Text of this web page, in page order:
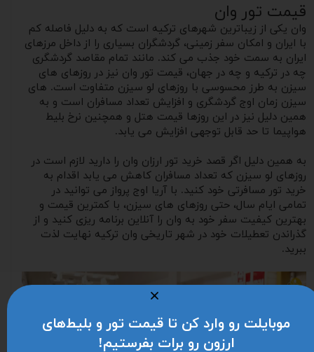
قیمت تور وان
وان یکی از زیباترین شهرهای ترکیه است که به دلیل فاصله کم
با ایران و‌ امکان سفر زمینی، گردشگران بسیاری را از داخل مرزهای
ایران به سمت خود جذب می کند. مانند تمام مقاصد گردشگری
چه در ترکیه و‌ چه در جهان، قیمت تور‌ وان نیز در روزهای های
سیزن به طرز محسوسی با روزهای لو سیزن متفاوت است. های
سیزن زمان اوج گردشگری و افزایش تعداد مسافران است و به
همین دلیل نیز در این روزها قیمت هتل و همچنین نرخ بلیط
هواپیما تا حد قابل توجهی افزایش می یابد.
به همین دلیل اگر قصد خرید تور ارزان وان را دارید لازم است در
روزهای لو سیزن که تعداد مسافران کاهش می یابد اقدام به
خرید تور مسافرتی خود کنید. با آریا اوج پرواز می توانید در
تمامی ایام سال، حتی روزهای های سیزن، با کمترین قیمت و
بهترین کیفیت سفر خود به وان را آنلاین برنامه ریزی کنید و از
گذراندن تعطیلات خود در شهر تاریخی وان ترکیه نهایت لذت
ببرید.
موبایلت رو وارد کن تا قیمت تور و بلیط‌های
ارزون رو برات بفرستیم!